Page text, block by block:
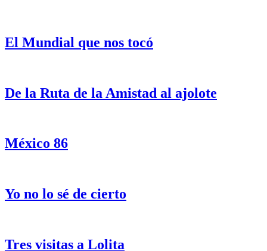
El Mundial que nos tocó
De la Ruta de la Amistad al ajolote
México 86
Yo no lo sé de cierto
Tres visitas a Lolita